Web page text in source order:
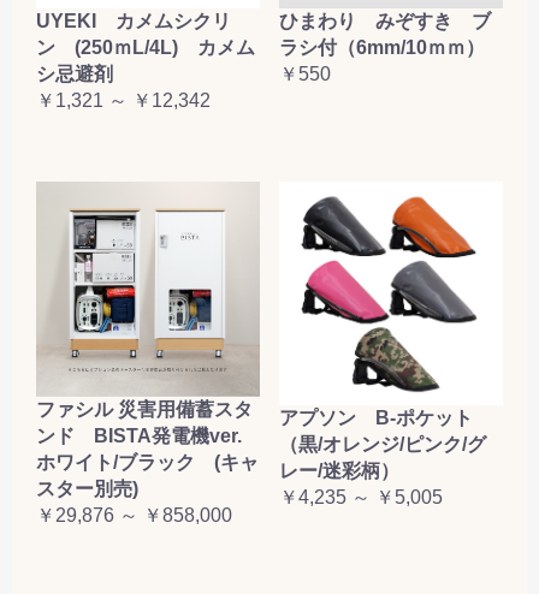
UYEKI カメムシクリ
ン (250ｍL/4L) カメム
シ忌避剤
￥1,321 ～ ￥12,342
ひまわり みぞすき ブ
ラシ付（6mm/10ｍｍ）
￥550
ファシル 災害用備蓄スタ
ンド BISTA発電機ver.
ホワイト/ブラック (キャ
スター別売)
￥29,876 ～ ￥858,000
アプソン B-ポケット
（黒/オレンジ/ピンク/グ
レー/迷彩柄）
￥4,235 ～ ￥5,005